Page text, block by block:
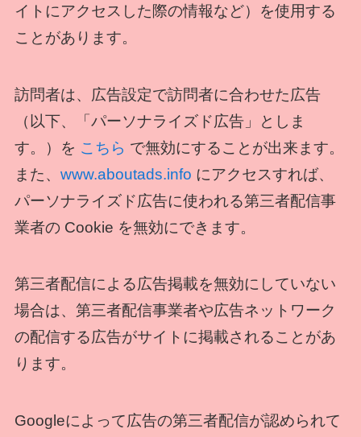
イトにアクセスした際の情報など）を使用する
ことがあります。
訪問者は、広告設定で訪問者に合わせた広告
（以下、「パーソナライズド広告」としま
す。）を こちら で無効にすることが出来ます。
また、 www.aboutads.info にアクセスすれば、
パーソナライズド広告に使われる第三者配信事
業者の Cookie を無効にできます。
第三者配信による広告掲載を無効にしていない
場合は、第三者配信事業者や広告ネットワーク
の配信する広告がサイトに掲載されることがあ
ります。
Googleによって広告の第三者配信が認められて